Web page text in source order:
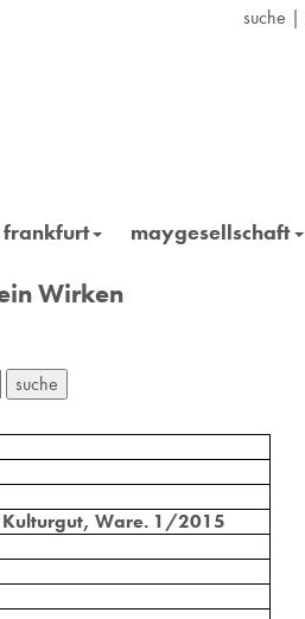
suche |
frankfurt maygesellschaft
Wirken
Kulturgut, Ware. 1/2015